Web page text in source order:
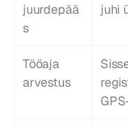
juurdepää
s
juhi
Tööaja
arvestus